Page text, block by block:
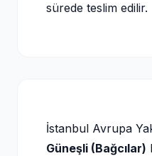
sürede teslim edilir.
İstanbul Avrupa
Güneşli (Bağcılar)